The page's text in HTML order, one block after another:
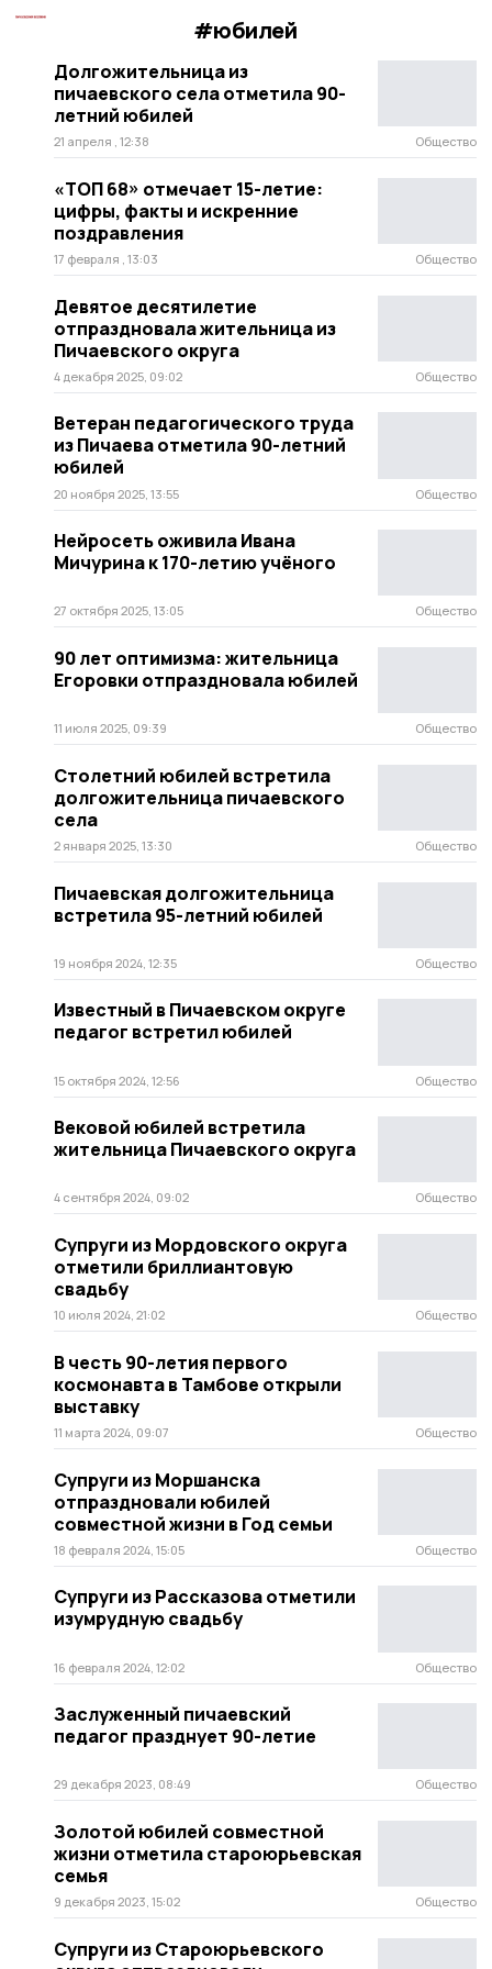
#юбилей
Долгожительница из
пичаевского села отметила 90-
летний юбилей
21 апреля , 12:38 Общество
«ТОП 68» отмечает 15-летие:
цифры, факты и искренние
поздравления
17 февраля , 13:03 Общество
Девятое десятилетие
отпраздновала жительница из
Пичаевского округа
4 декабря 2025, 09:02 Общество
Ветеран педагогического труда
из Пичаева отметила 90-летний
юбилей
20 ноября 2025, 13:55 Общество
Нейросеть оживила Ивана
Мичурина к 170-летию учёного
27 октября 2025, 13:05 Общество
90 лет оптимизма: жительница
Егоровки отпраздновала юбилей
11 июля 2025, 09:39 Общество
Столетний юбилей встретила
долгожительница пичаевского
села
2 января 2025, 13:30 Общество
Пичаевская долгожительница
встретила 95-летний юбилей
19 ноября 2024, 12:35 Общество
Известный в Пичаевском округе
педагог встретил юбилей
15 октября 2024, 12:56 Общество
Вековой юбилей встретила
жительница Пичаевского округа
4 сентября 2024, 09:02 Общество
Супруги из Мордовского округа
отметили бриллиантовую
свадьбу
10 июля 2024, 21:02 Общество
В честь 90-летия первого
космонавта в Тамбове открыли
выставку
11 марта 2024, 09:07 Общество
Супруги из Моршанска
отпраздновали юбилей
совместной жизни в Год семьи
18 февраля 2024, 15:05 Общество
Супруги из Рассказова отметили
изумрудную свадьбу
16 февраля 2024, 12:02 Общество
Заслуженный пичаевский
педагог празднует 90-летие
29 декабря 2023, 08:49 Общество
Золотой юбилей совместной
жизни отметила староюрьевская
семья
9 декабря 2023, 15:02 Общество
Супруги из Староюрьевского